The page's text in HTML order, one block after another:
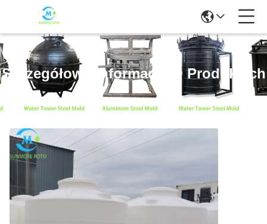
Szczegółowe Informacje O Produktach